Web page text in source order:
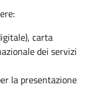
carta
dei servizi
la presentazione